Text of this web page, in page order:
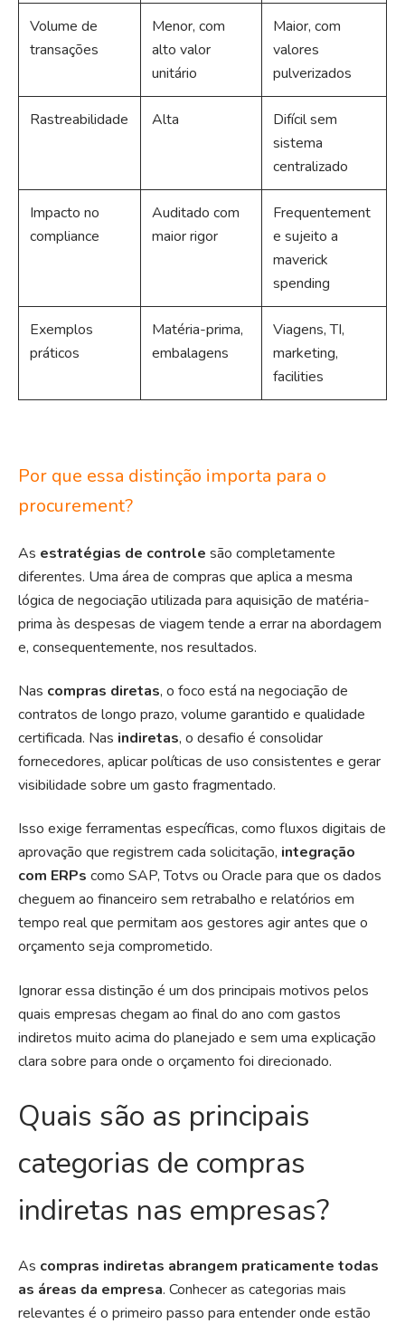
Volume de
transações
Menor, com
alto valor
unitário
Maior, com
valores
pulverizados
Rastreabilidade Alta
Difícil sem
sistema
centralizado
Impacto no
compliance
Auditado com
maior rigor
Frequentement
e sujeito a
maverick
spending
Exemplos
práticos
Matéria-prima,
embalagens
Viagens, TI,
marketing,
facilities
Por que essa distinção importa para o
procurement?
As estratégias de controle são completamente
diferentes. Uma área de compras que aplica a mesma
lógica de negociação utilizada para aquisição de matéria-
prima às despesas de viagem tende a errar na abordagem
e, consequentemente, nos resultados.
Nas compras diretas, o foco está na negociação de
contratos de longo prazo, volume garantido e qualidade
certificada. Nas indiretas, o desafio é consolidar
fornecedores, aplicar políticas de uso consistentes e gerar
visibilidade sobre um gasto fragmentado.
Isso exige ferramentas específicas, como fluxos digitais de
aprovação que registrem cada solicitação, integração
com ERPs como SAP, Totvs ou Oracle para que os dados
cheguem ao financeiro sem retrabalho e relatórios em
tempo real que permitam aos gestores agir antes que o
orçamento seja comprometido.
Ignorar essa distinção é um dos principais motivos pelos
quais empresas chegam ao final do ano com gastos
indiretos muito acima do planejado e sem uma explicação
clara sobre para onde o orçamento foi direcionado.
Quais são as principais
categorias de compras
indiretas nas empresas?
As compras indiretas abrangem praticamente todas
as áreas da empresa. Conhecer as categorias mais
relevantes é o primeiro passo para entender onde estão